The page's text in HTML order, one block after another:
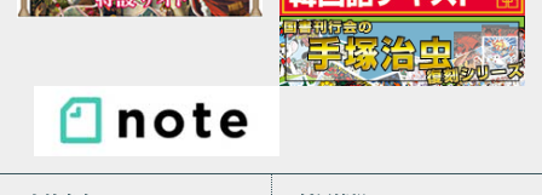
会社案内